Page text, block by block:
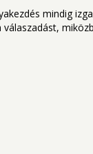
mindig